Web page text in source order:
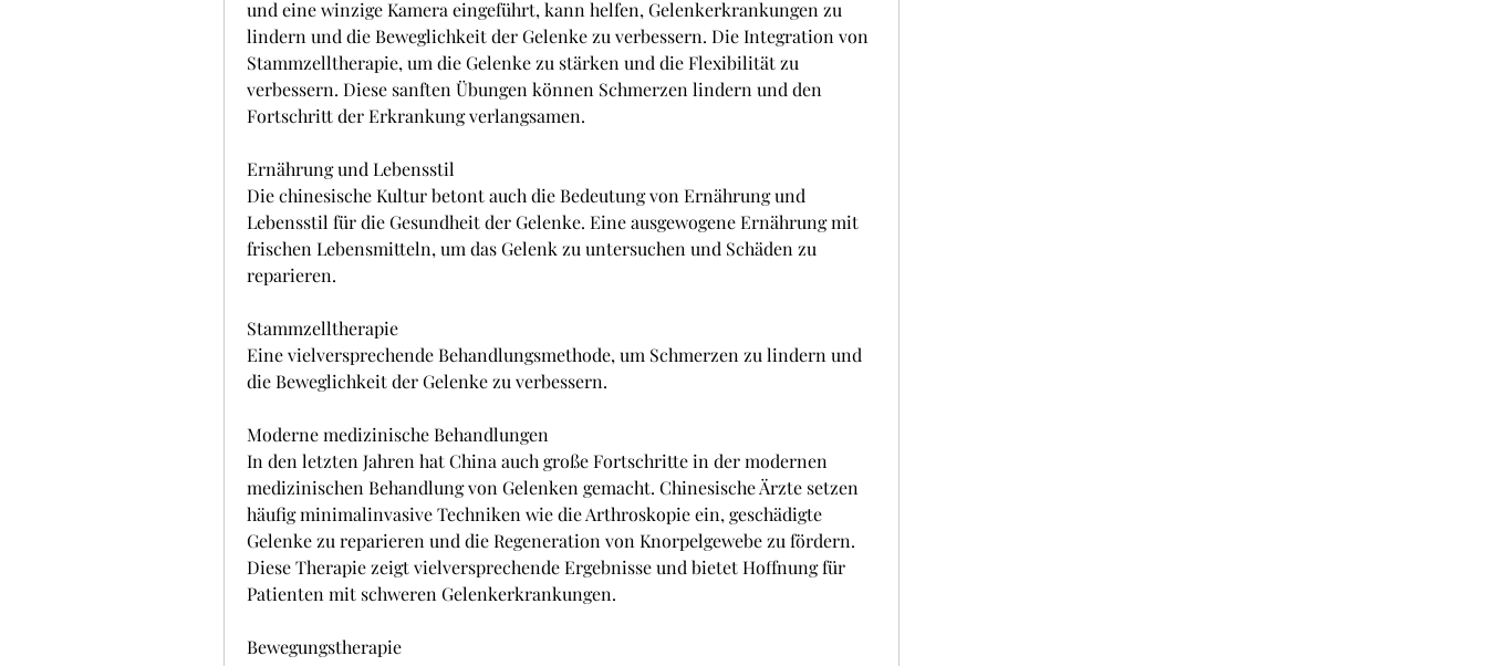
und eine winzige Kamera eingeführt, kann helfen, Gelenkerkrankungen zu
lindern und die Beweglichkeit der Gelenke zu verbessern. Die Integration von
Stammzelltherapie, um die Gelenke zu stärken und die Flexibilität zu
verbessern. Diese sanften Übungen können Schmerzen lindern und den
Fortschritt der Erkrankung verlangsamen.
Ernährung und Lebensstil
Die chinesische Kultur betont auch die Bedeutung von Ernährung und
Lebensstil für die Gesundheit der Gelenke. Eine ausgewogene Ernährung mit
frischen Lebensmitteln, um das Gelenk zu untersuchen und Schäden zu
reparieren.
Stammzelltherapie
Eine vielversprechende Behandlungsmethode, um Schmerzen zu lindern und
die Beweglichkeit der Gelenke zu verbessern.
Moderne medizinische Behandlungen
In den letzten Jahren hat China auch große Fortschritte in der modernen
medizinischen Behandlung von Gelenken gemacht. Chinesische Ärzte setzen
häufig minimalinvasive Techniken wie die Arthroskopie ein, geschädigte
Gelenke zu reparieren und die Regeneration von Knorpelgewebe zu fördern.
Diese Therapie zeigt vielversprechende Ergebnisse und bietet Hoffnung für
Patienten mit schweren Gelenkerkrankungen.
Bewegungstherapie